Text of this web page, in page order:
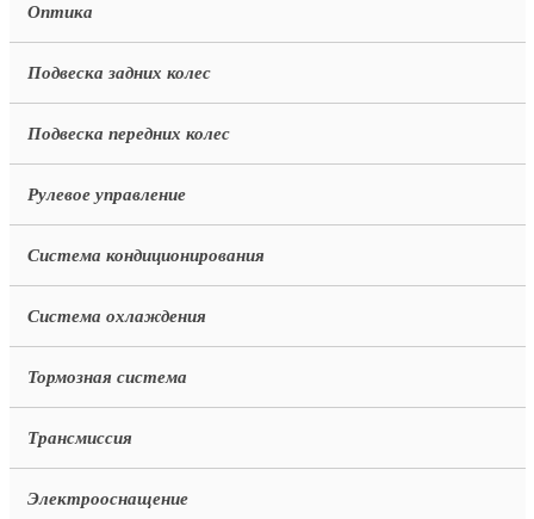
Оптика
Подвеска задних колес
Подвеска передних колес
Рулевое управление
Система кондиционирования
Система охлаждения
Тормозная система
Трансмиссия
Электрооснащение